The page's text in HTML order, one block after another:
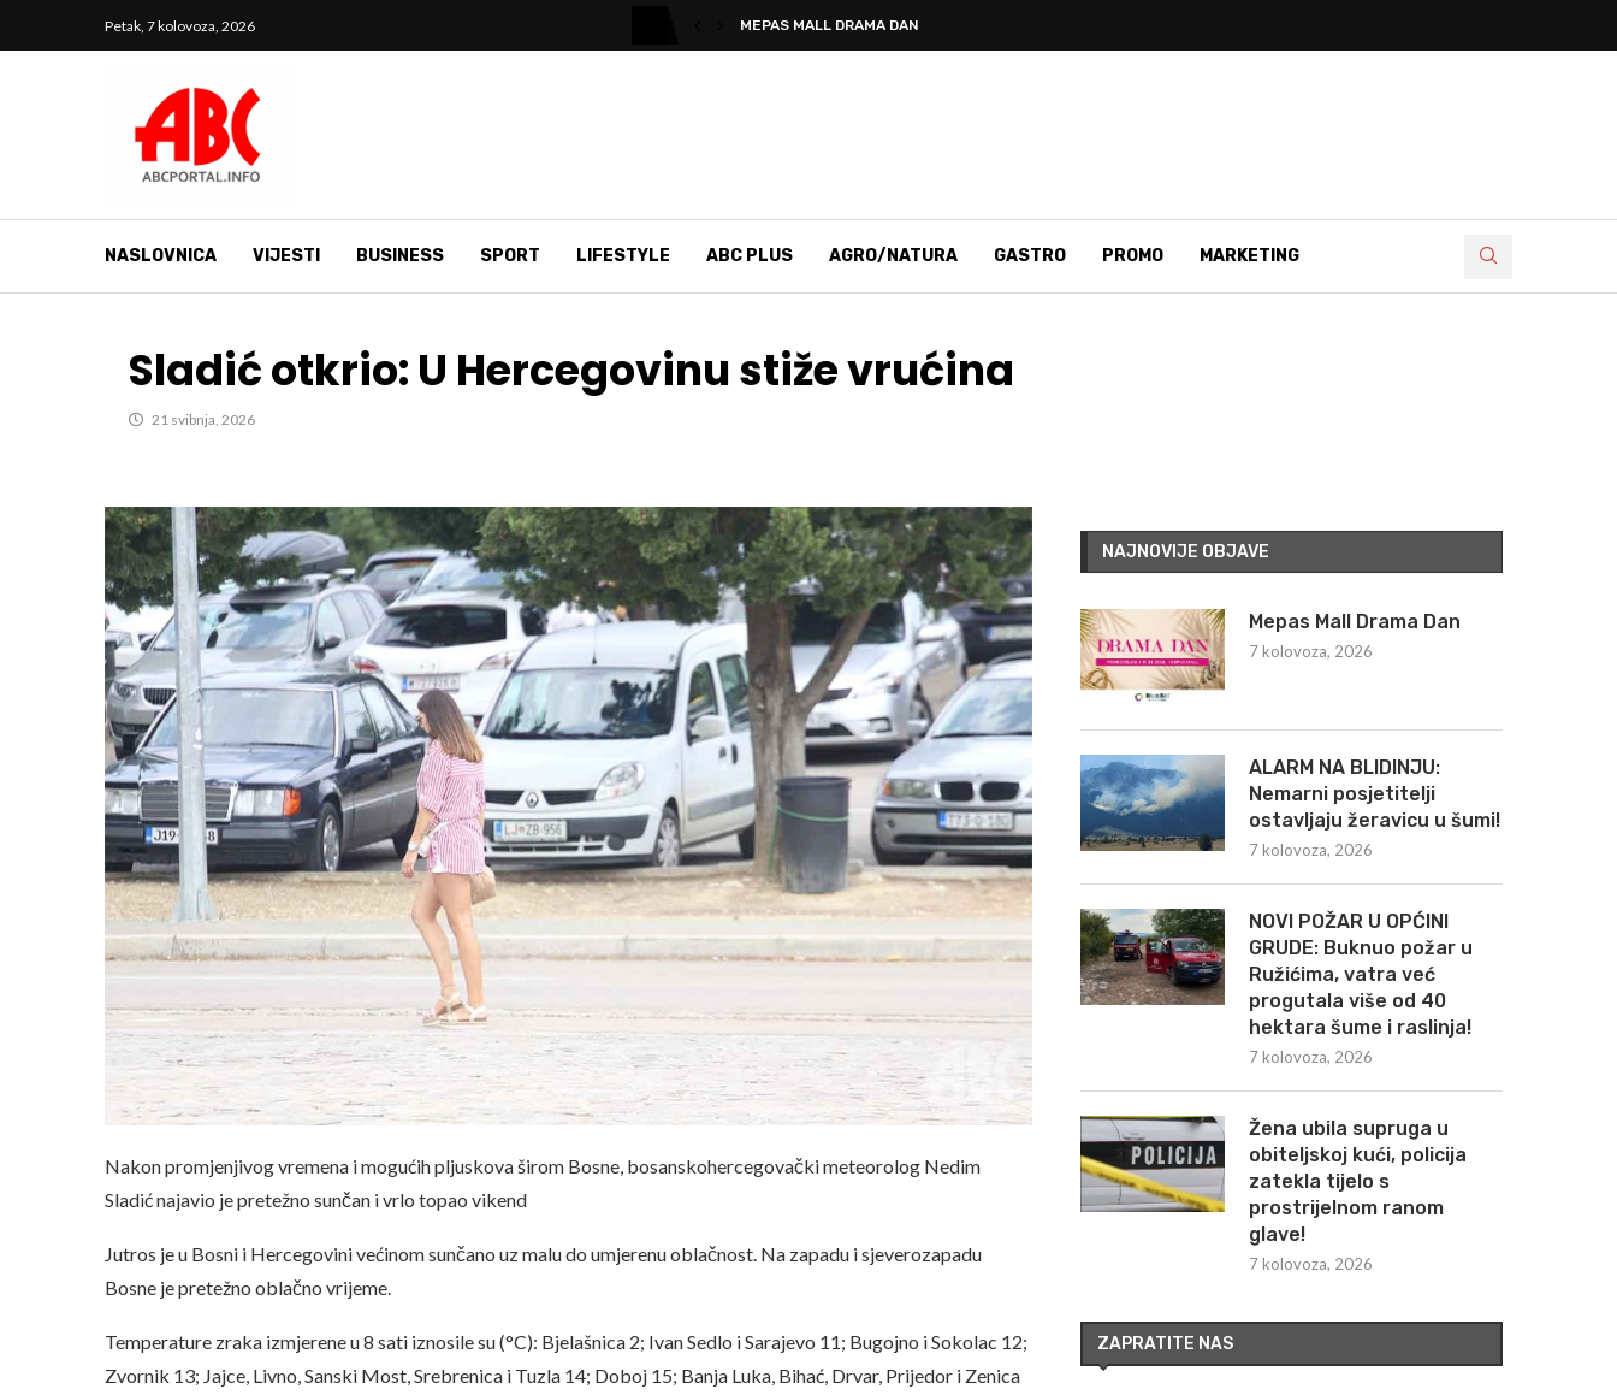
Petak, 7 kolovoza, 2026 MEPAS MALL DRAMA DAN
NASLOVNICA VIJESTI BUSINESS SPORT LIFESTYLE ABC PLUS AGRO/NATURA GASTRO PROMO MARKETING
Sladić otkrio: U Hercegovinu stiže vrućina
21 svibnja, 2026
Nakon promjenjivog vremena i mogućih pljuskova širom Bosne, bosanskohercegovački meteorolog Nedim
Sladić najavio je pretežno sunčan i vrlo topao vikend
Jutros je u Bosni i Hercegovini većinom sunčano uz malu do umjerenu oblačnost. Na zapadu i sjeverozapadu
Bosne je pretežno oblačno vrijeme.
Temperature zraka izmjerene u 8 sati iznosile su (°C): Bjelašnica 2; Ivan Sedlo i Sarajevo 11; Bugojno i Sokolac 12;
Zvornik 13; Jajce, Livno, Sanski Most, Srebrenica i Tuzla 14; Doboj 15; Banja Luka, Bihać, Drvar, Prijedor i Zenica
NAJNOVIJE OBJAVE
Mepas Mall Drama Dan
7 kolovoza, 2026
ALARM NA BLIDINJU:
Nemarni posjetitelji
ostavljaju žeravicu u šumi!
7 kolovoza, 2026
NOVI POŽAR U OPĆINI
GRUDE: Buknuo požar u
Ružićima, vatra već
progutala više od 40
hektara šume i raslinja!
7 kolovoza, 2026
Žena ubila supruga u
obiteljskoj kući, policija
zatekla tijelo s
prostrijelnom ranom
glave!
7 kolovoza, 2026
ZAPRATITE NAS